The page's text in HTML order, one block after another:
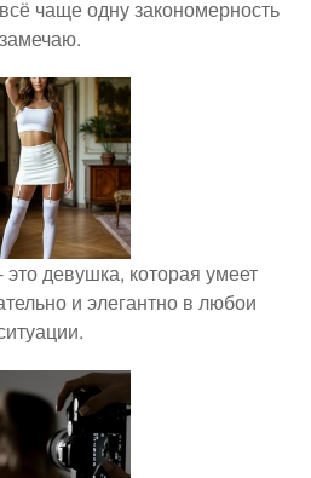
чаще одну закономерность
замечаю.
девушка, которая умеет
и элегантно в любои